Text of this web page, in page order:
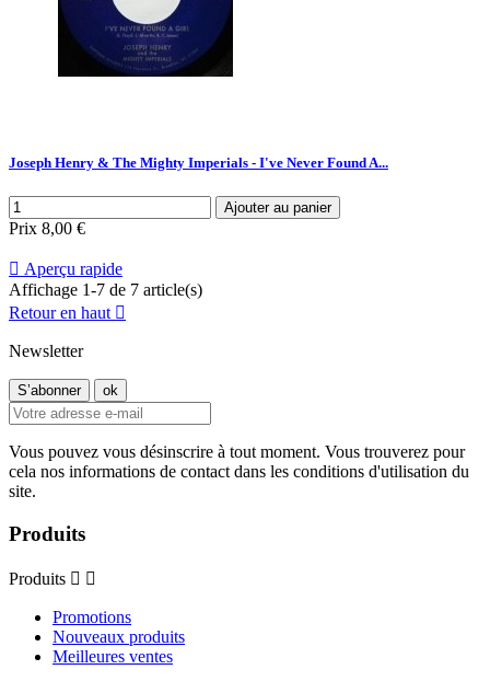
Joseph Henry & The Mighty Imperials - I've Never Found A...
Ajouter au panier
Prix 8,00 €
 Aperçu rapide
Affichage 1-7 de 7 article(s)
Retour en haut 
Newsletter
Vous pouvez vous désinscrire à tout moment. Vous trouverez pour
cela nos informations de contact dans les conditions d'utilisation du
site.
Produits
Produits  
Promotions
Nouveaux produits
Meilleures ventes